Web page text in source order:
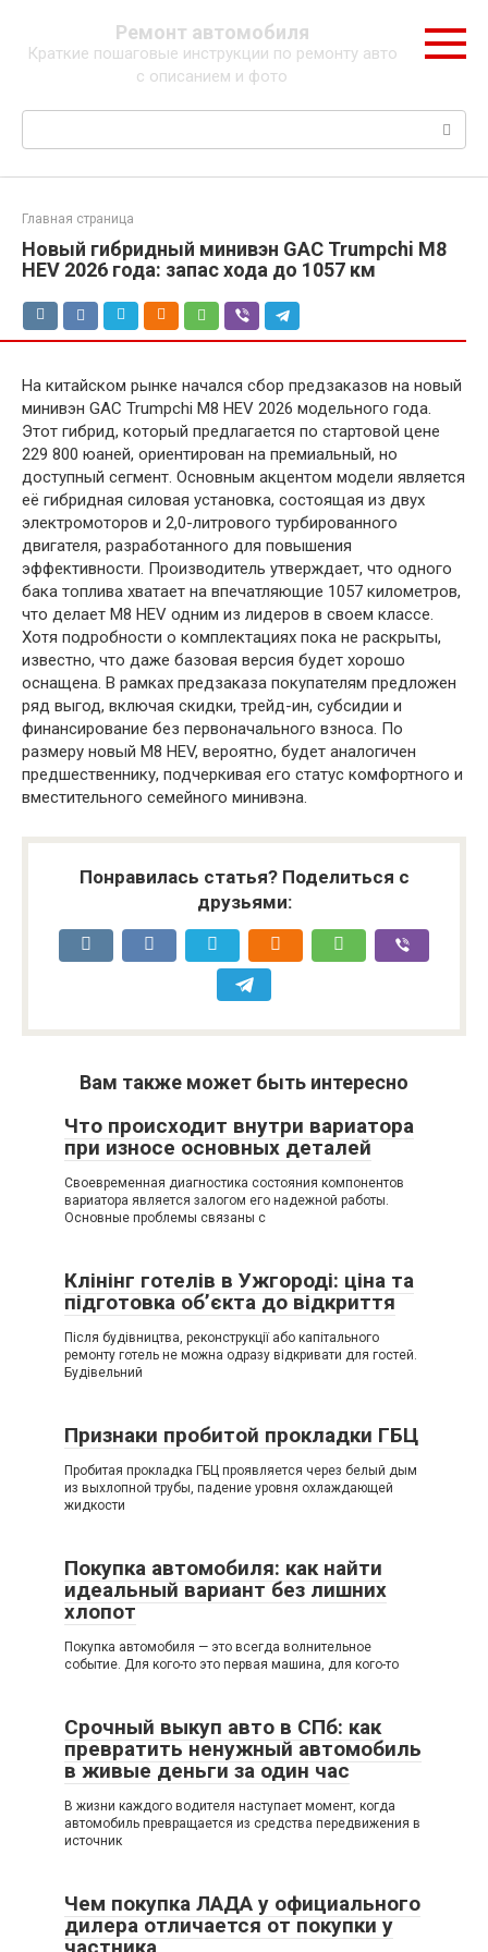
контенту
Ремонт автомобиля
Краткие пошаговые инструкции по ремонту авто
с описанием и фото
Поиск:
Главная страница
Новый гибридный минивэн GAC Trumpchi M8
HEV 2026 года: запас хода до 1057 км
На китайском рынке начался сбор предзаказов на новый
минивэн GAC Trumpchi M8 HEV 2026 модельного года.
Этот гибрид, который предлагается по стартовой цене
229 800 юаней, ориентирован на премиальный, но
доступный сегмент. Основным акцентом модели является
её гибридная силовая установка, состоящая из двух
электромоторов и 2,0-литрового турбированного
двигателя, разработанного для повышения
эффективности. Производитель утверждает, что одного
бака топлива хватает на впечатляющие 1057 километров,
что делает M8 HEV одним из лидеров в своем классе.
Хотя подробности о комплектациях пока не раскрыты,
известно, что даже базовая версия будет хорошо
оснащена. В рамках предзаказа покупателям предложен
ряд выгод, включая скидки, трейд-ин, субсидии и
финансирование без первоначального взноса. По
размеру новый M8 HEV, вероятно, будет аналогичен
предшественнику, подчеркивая его статус комфортного и
вместительного семейного минивэна.
Понравилась статья? Поделиться с
друзьями:
Вам также может быть интересно
Что происходит внутри вариатора
при износе основных деталей
Своевременная диагностика состояния компонентов
вариатора является залогом его надежной работы.
Основные проблемы связаны с
Клінінг готелів в Ужгороді: ціна та
підготовка об’єкта до відкриття
Після будівництва, реконструкції або капітального
ремонту готель не можна одразу відкривати для гостей.
Будівельний
Признаки пробитой прокладки ГБЦ
Пробитая прокладка ГБЦ проявляется через белый дым
из выхлопной трубы, падение уровня охлаждающей
жидкости
Покупка автомобиля: как найти
идеальный вариант без лишних
хлопот
Покупка автомобиля — это всегда волнительное
событие. Для кого-то это первая машина, для кого-то
Срочный выкуп авто в СПб: как
превратить ненужный автомобиль
в живые деньги за один час
В жизни каждого водителя наступает момент, когда
автомобиль превращается из средства передвижения в
источник
Чем покупка ЛАДА у официального
дилера отличается от покупки у